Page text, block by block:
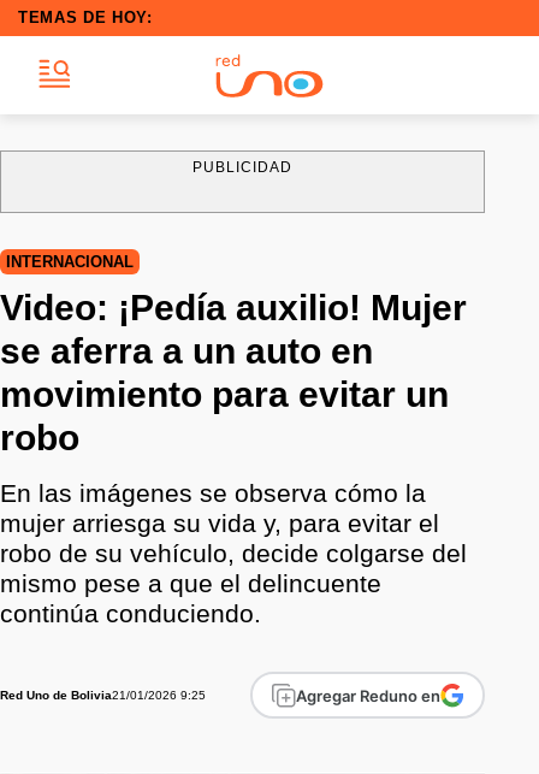
TEMAS DE HOY:
PUBLICIDAD
INTERNACIONAL
Video: ¡Pedía auxilio! Mujer
se aferra a un auto en
movimiento para evitar un
robo
En las imágenes se observa cómo la
mujer arriesga su vida y, para evitar el
robo de su vehículo, decide colgarse del
mismo pese a que el delincuente
continúa conduciendo.
Red Uno de Bolivia21/01/2026 9:25 Agregar Reduno en